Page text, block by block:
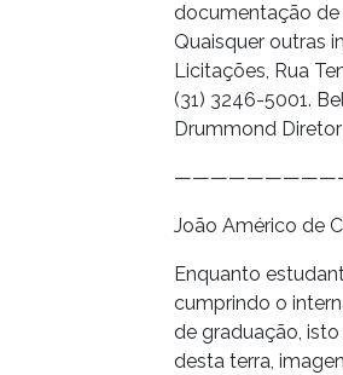
documentação de
Quaisquer outras
Licitações, Rua
(31) 3246-5001.
Drummond
João Américo de
Enquanto
cumprindo o
de graduação,
desta terra,